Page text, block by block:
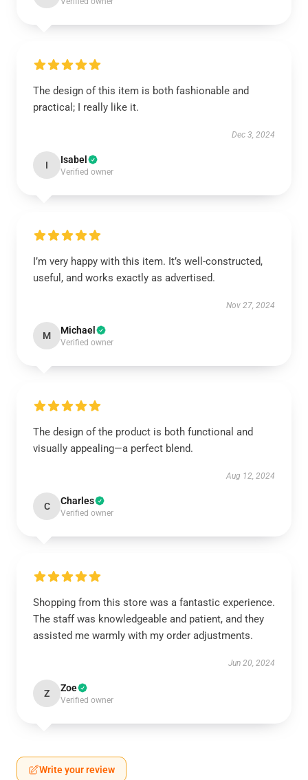
The design of this item is both fashionable and
practical; I really like it.
Dec 3, 2024
I Isabel
Verified owner
I’m very happy with this item. It’s well-constructed,
useful, and works exactly as advertised.
Nov 27, 2024
M Michael
Verified owner
The design of the product is both functional and
visually appealing—a perfect blend.
Aug 12, 2024
C Charles
Verified owner
Shopping from this store was a fantastic experience.
The staff was knowledgeable and patient, and they
assisted me warmly with my order adjustments.
Jun 20, 2024
Z Zoe
Verified owner
Write your review